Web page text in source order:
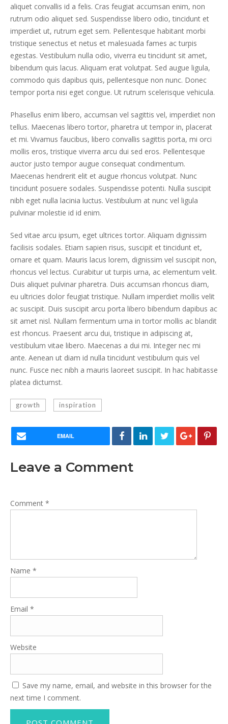
aliquet convallis id a felis. Cras feugiat accumsan enim, non
rutrum odio aliquet sed. Suspendisse libero odio, tincidunt et
imperdiet ut, rutrum eget sem. Pellentesque habitant morbi
tristique senectus et netus et malesuada fames ac turpis
egestas. Vestibulum nulla odio, viverra eu tincidunt sit amet,
bibendum quis lacus. Aliquam erat volutpat. Sed augue ligula,
commodo quis dapibus quis, pellentesque non nunc. Donec
tempor porta nisi eget congue. Ut rutrum scelerisque vehicula.
Phasellus enim libero, accumsan vel sagittis vel, imperdiet non
tellus. Maecenas libero tortor, pharetra ut tempor in, placerat
et mi. Vivamus faucibus, libero convallis sagittis porta, mi orci
mollis eros, tristique viverra arcu dui sed eros. Pellentesque
auctor justo tempor augue consequat condimentum.
Maecenas hendrerit elit et augue rhoncus volutpat. Nunc
tincidunt posuere sodales. Suspendisse potenti. Nulla suscipit
nibh eget nulla lacinia luctus. Vestibulum at nunc vel ligula
pulvinar molestie id id enim.
Sed vitae arcu ipsum, eget ultrices tortor. Aliquam dignissim
facilisis sodales. Etiam sapien risus, suscipit et tincidunt et,
ornare et quam. Mauris lacus lorem, dignissim vel suscipit non,
rhoncus vel lectus. Curabitur ut turpis urna, ac elementum velit.
Duis aliquet pulvinar pharetra. Duis accumsan rhoncus diam,
eu ultricies dolor feugiat tristique. Nullam imperdiet mollis velit
ac suscipit. Duis suscipit arcu porta libero bibendum dapibus ac
sit amet nisl. Nullam fermentum urna in tortor mollis ac blandit
est rhoncus. Praesent arcu dui, tristique in adipiscing at,
vestibulum vitae libero. Maecenas a dui mi. Integer nec mi
ante. Aenean ut diam id nulla tincidunt vestibulum quis vel
nunc. Fusce nec nibh a mauris laoreet suscipit. In hac habitasse
platea dictumst.
growth inspiration
EMAIL
Leave a Comment
Comment *
Name *
Email *
Website
Save my name, email, and website in this browser for the
next time I comment.